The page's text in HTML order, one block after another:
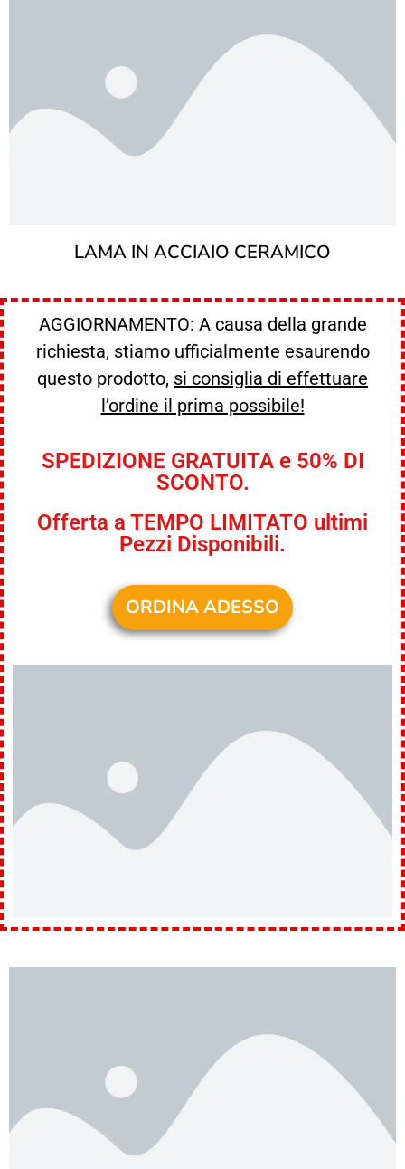
LAMA IN ACCIAIO CERAMICO
AGGIORNAMENTO: A causa della grande
richiesta, stiamo ufficialmente esaurendo
questo prodotto, si consiglia di effettuare
l’ordine il prima possibile!
SPEDIZIONE GRATUITA e 50% DI
SCONTO.
Offerta a TEMPO LIMITATO ultimi
Pezzi Disponibili.
ORDINA ADESSO